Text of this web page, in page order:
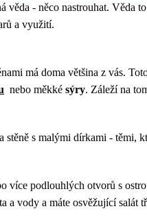
věda - něco nastrouhat.
a využití.
má doma většina z vás.
nebo měkké sýry. Záleží na
stěně s malými dírkami -
více podlouhlých otvorů s
a vody a máte osvěžující salát